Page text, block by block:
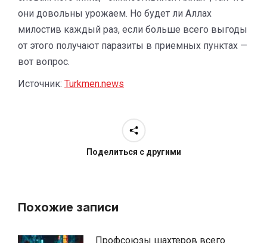
они довольны урожаем. Но будет ли Аллах
милостив каждый раз, если больше всего выгоды
от этого получают паразиты в приемных пунктах —
вот вопрос.
Источник: Turkmen.news
Поделиться с другими
Похожие записи
Профсоюзы шахтеров всего